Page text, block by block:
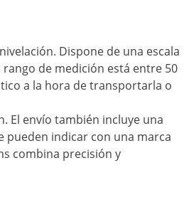
Dispone de una escala
de medición está entre 50
a la hora de transportarla o
El envío también incluye una
pueden indicar con una marca
combina precisión y